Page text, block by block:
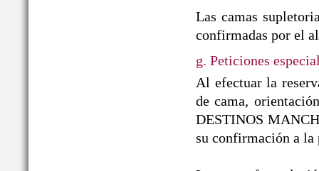
Las camas
confirmadas por el
g. Peticiones
Al efectuar la
de cama,
DESTINOS
su confirmación a